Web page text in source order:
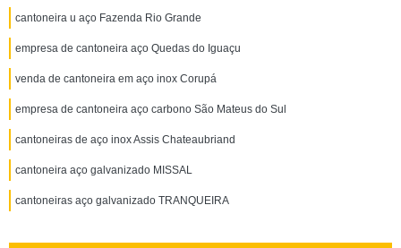
cantoneira u aço Fazenda Rio Grande
empresa de cantoneira aço Quedas do Iguaçu
venda de cantoneira em aço inox Corupá
empresa de cantoneira aço carbono São Mateus do Sul
cantoneiras de aço inox Assis Chateaubriand
cantoneira aço galvanizado MISSAL
cantoneiras aço galvanizado TRANQUEIRA